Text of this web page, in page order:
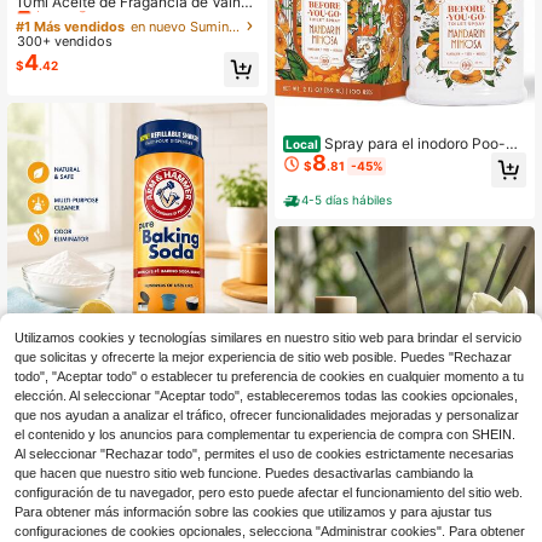
de Vainilla, Ambientador para Coch
e/Hogar, Aceite Esencial con Bolita
Rodante, Aroma Duradero, Apto par
a Difusores, Fabricación de Velas, U
iones de Hotel, Ambiente Exterior, R
egalos de Cumpleaños, Graduació
n, Navidad, Día de San Valentín
#1 Más vendidos
¡Casi agotado!
#1 Más vendidos
¡Casi agotado!
#1 Más vendidos
en nuevo Suministros para ambientadores
300+ vendidos
$4.42
Ahorro de $2.48
Local
Ambientador de Bicarbonato
de Sodio - 12oz: Forma Sólida, Sin
Energía, Perfumado
$2.52 -50%
Local Spray para el inodoro Poo-Po
urri Before-You-Go, Mandarina Mim
osa, 59 ml, hasta 100 usos, desodor
ante de baño con aceites esenciale
s para el hogar o el trabajo, artículo
s esenciales de viaje, tamaño aprob
ado por la TSA
$8.81 -45%
4-5 días hábiles
Utilizamos cookies y tecnologías similares en nuestro sitio web para brindar el servicio
que solicitas y ofrecerte la mejor experiencia de sitio web posible. Puedes "Rechazar
todo", "Aceptar todo" o establecer tu preferencia de cookies en cualquier momento a tu
elección. Al seleccionar "Aceptar todo", estableceremos todas las cookies opcionales,
que nos ayudan a analizar el tráfico, ofrecer funcionalidades mejoradas y personalizar
el contenido y los anuncios para complementar tu experiencia de compra con SHEIN.
Al seleccionar "Rechazar todo", permites el uso de cookies estrictamente necesarias
que hacen que nuestro sitio web funcione. Puedes desactivarlas cambiando la
configuración de tu navegador, pero esto puede afectar el funcionamiento del sitio web.
Para obtener más información sobre las cookies que utilizamos y para ajustar tus
configuraciones de cookies opcionales, selecciona "Administrar cookies". Para obtener